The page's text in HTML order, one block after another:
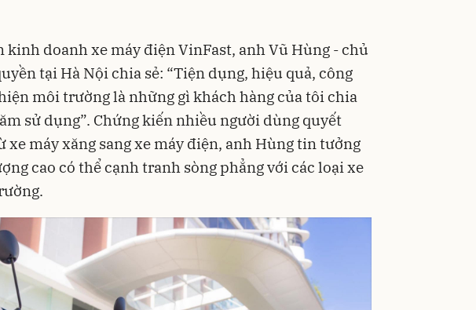
kinh doanh xe máy điện VinFast, anh Vũ Hùng - chủ
tại Hà Nội chia sẻ: “Tiện dụng, hiệu quả, công
môi trườnglà những gì khách hàng của tôi chia
sử dụng”. Chứng kiến nhiều người dùng quyết
xe máy xăng sang xe máy điện, anh Hùng tin tưởng
cao có thể cạnh tranh sòng phẳng với các loại xe